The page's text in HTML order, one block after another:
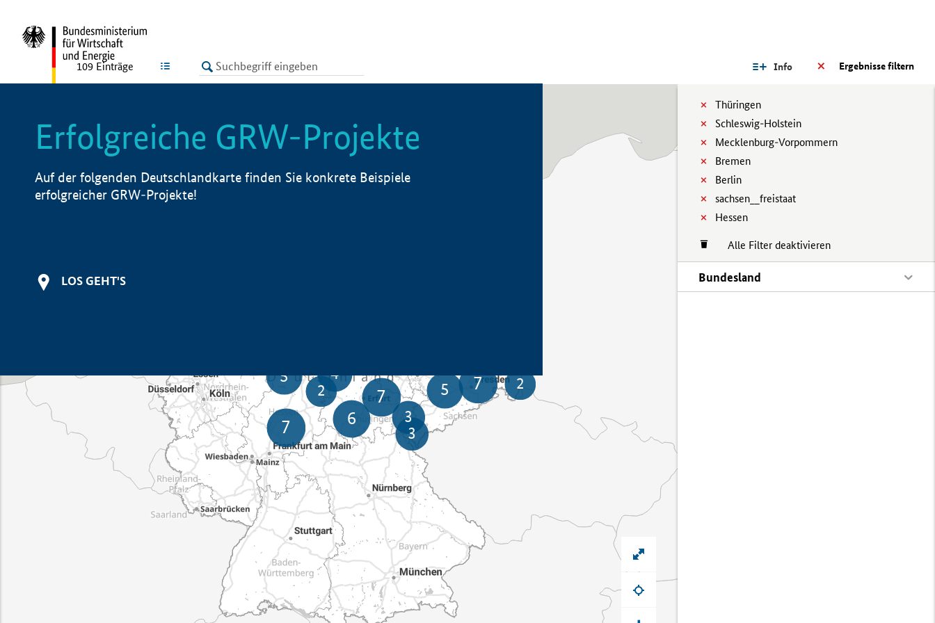
LISTE Ergebnisse filtern
Info
Thüringen
Schleswig-Holstein
Mecklenburg-Vorpommern
Bremen
Berlin
sachsen__freistaat
Hessen
Alle Filter deaktivieren
Bundesland
109 Einträge
Erfolgreiche GRW-Projekte
Auf der folgenden Deutschlandkarte finden Sie konkrete Beispiele
erfolgreicher GRW-Projekte!
LOS GEHT'S